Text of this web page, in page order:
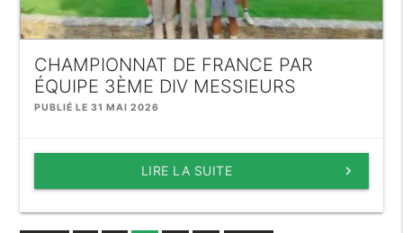
CHAMPIONNAT DE FRANCE PAR
ÉQUIPE 3ÈME DIV MESSIEURS
PUBLIÉ LE 31 MAI 2026
keyboard_arrow_right
LIRE LA SUITE